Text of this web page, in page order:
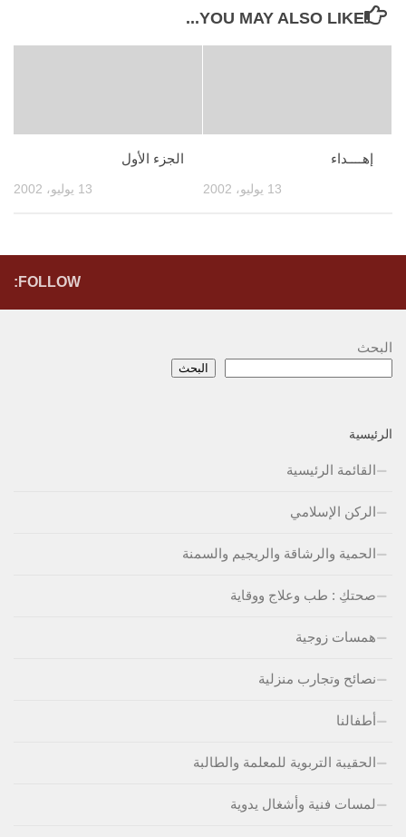
YOU MAY ALSO LIKE...
الجزء الأول
13 يوليو، 2002
إهــــداء
13 يوليو، 2002
FOLLOW:
البحث
البحث
الرئيسية
القائمة الرئيسية
الركن الإسلامي
الحمية والرشاقة والريجيم والسمنة
صحتكِ : طب وعلاج ووقاية
همسات زوجية
نصائح وتجارب منزلية
أطفالنا
الحقيبة التربوية للمعلمة والطالبة
لمسات فنية وأشغال يدوية